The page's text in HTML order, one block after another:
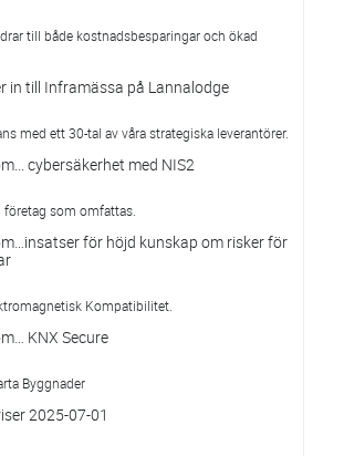
till både kostnadsbesparingar och ökad
in till Inframässa på Lannalodge
med ett 30-tal av våra strategiska leverantörer.
cybersäkerhet med NIS2
företag som omfattas.
för höjd kunskap om risker för
Kompatibilitet.
KNX Secure
Byggnader
2025-07-01